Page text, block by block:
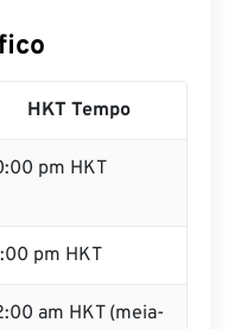
HKT Tempo
pm HKT
pm HKT
am HKT (meia-